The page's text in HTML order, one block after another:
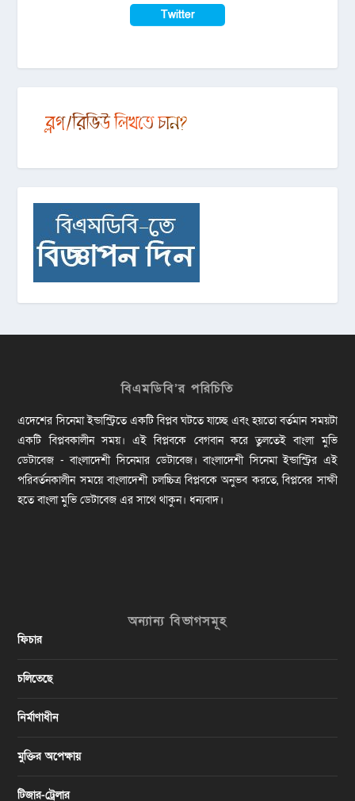
Twitter
বিএমডিবি’র পরিচিতি
এদেশের সিনেমা ইন্ডাস্ট্রিতে একটি বিপ্লব ঘটতে যাচ্ছে এবং হয়তো বর্তমান সময়টা
একটি বিপ্লবকালীন সময়। এই বিপ্লবকে বেগবান করে তুলতেই বাংলা মুভি
ডেটাবেজ - বাংলাদেশী সিনেমার ডেটাবেজ। বাংলাদেশী সিনেমা ইন্ডাস্ট্রির এই
পরিবর্তনকালীন সময়ে বাংলাদেশী চলচ্চিত্র বিপ্লবকে অনুভব করতে, বিপ্লবের সাক্ষী
হতে বাংলা মুভি ডেটাবেজ এর সাথে থাকুন। ধন্যবাদ।
অন্যান্য বিভাগসমূহ
ফিচার
চলিতেছে
নির্মাণাধীন
মুক্তির অপেক্ষায়
টিজার-ট্রেলার